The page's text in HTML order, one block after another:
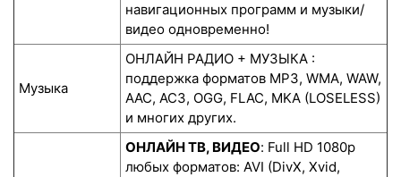
навигационных программ и музыки/
видео одновременно!
Музыка
ОНЛАЙН РАДИО + МУЗЫКА :
поддержка форматов MP3, WMA, WAW,
AAC, AC3, OGG, FLAC, MKA (LOSELESS)
и многих других.
ОНЛАЙН ТВ, ВИДЕО: Full HD 1080p
любых форматов: AVI (DivX, Xvid,